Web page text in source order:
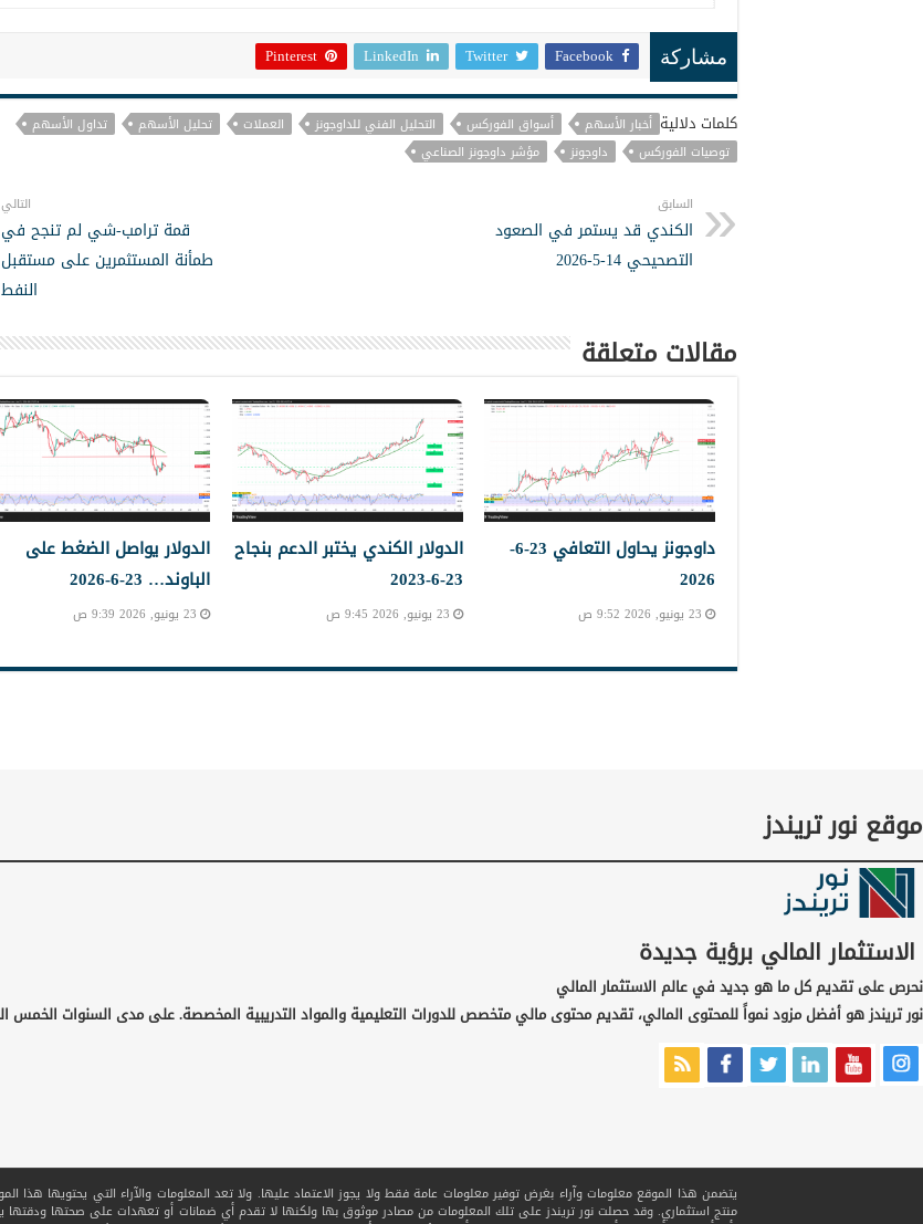
مشاركة Facebook
Twitter
LinkedIn
Pinterest
كلمات دلالية أخبار الأسهم أسواق الفوركس التحليل الفني للداوجونز العملات تحليل الأسهم
تداول الأسهم
توصيات الفوركس
داوجونز مؤشر داوجونز الصناعي
السابق
الكندي قد يستمر في الصعود
التصحيحي 14-5-2026
التالي
قمة ترامب-شي لم تنجح في
طمأنة المستثمرين على مستقبل
النفط
مقالات متعلقة
داوجونز يحاول التعافي 23-6-
2026
23 يونيو, 2026 9:52 ص
الدولار الكندي يختبر الدعم بنجاح
23-6-2023
23 يونيو, 2026 9:45 ص
الدولار يواصل الضغط على
الباوند… 23-6-2026
23 يونيو, 2026 9:39 ص
موقع نور تريندز
الاستثمار المالي برؤية جديدة
نحرص على تقديم كل ما هو جديد في عالم الاستثمار المالي
نور تريندز هو أفضل مزود نمواً للمحتوى المالي، تقديم محتوى مالي متخصص للدورات التعليمية والمواد التدريبية المخصصة. على مدى السنوات
يتضمن هذا الموقع معلومات وآراء بغرض توفير معلومات عامة فقط ولا يجوز الاعتماد عليها. ولا تعد المعلومات والآراء التي يحتويها هذا
منتج استثماري. وقد حصلت نور تريندز على تلك المعلومات من مصادر موثوق بها ولكنها لا تقدم أي ضمانات أو تعهدات على صحتها